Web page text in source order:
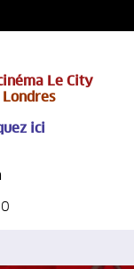
Le City
Londres
ici